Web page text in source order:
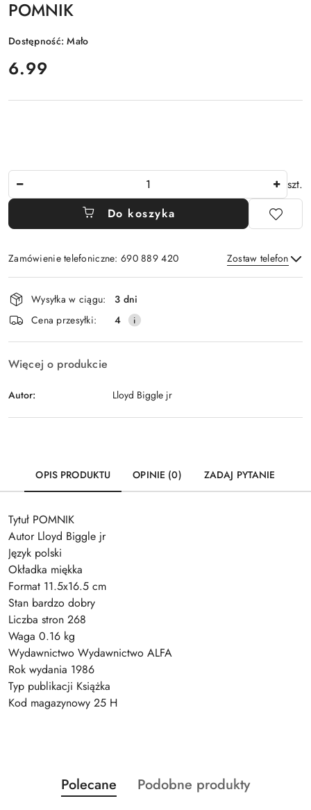
POMNIK
Dostępność:Mało
cena:
6.99
szt.
Do koszyka
Zamówienie telefoniczne: 690 889 420 Zostaw telefon
Wyślij
Dostępność
i
dostawa
Wysyłka w ciągu:
3 dni
Cena przesyłki:
4
Więcej o produkcie
Autor: Lloyd Biggle jr
OPIS PRODUKTU OPINIE (0) ZADAJ PYTANIE
Tytuł POMNIK
Autor Lloyd Biggle jr
Język polski
Okładka miękka
Format 11.5x16.5 cm
Stan bardzo dobry
Liczba stron 268
Waga 0.16 kg
Wydawnictwo Wydawnictwo ALFA
Rok wydania 1986
Typ publikacji Książka
Kod magazynowy 25 H
Pomiń karuzelę produktów
Produkty
o
Polecane
Produkty
Podobne produkty